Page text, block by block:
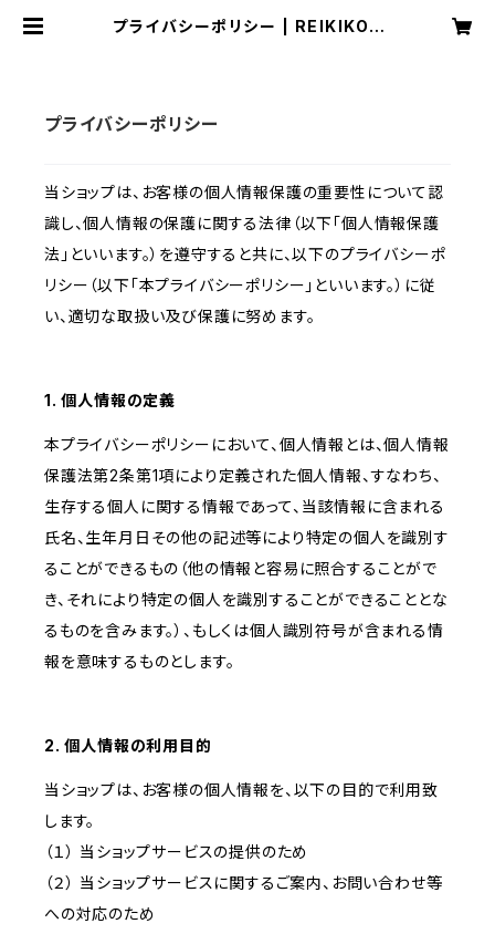
プライバシーポリシー | REIKIKOU
プライバシーポリシー
当ショップは、お客様の個人情報保護の重要性について認
識し、個人情報の保護に関する法律（以下「個人情報保護
法」といいます。）を遵守すると共に、以下のプライバシーポ
リシー（以下「本プライバシーポリシー」といいます。）に従
い、適切な取扱い及び保護に努めます。
1. 個人情報の定義
本プライバシーポリシーにおいて、個人情報とは、個人情報
保護法第2条第1項により定義された個人情報、すなわち、
生存する個人に関する情報であって、当該情報に含まれる
氏名、生年月日その他の記述等により特定の個人を識別す
ることができるもの（他の情報と容易に照合することがで
き、それにより特定の個人を識別することができることとな
るものを含みます。）、もしくは個人識別符号が含まれる情
報を意味するものとします。
2. 個人情報の利用目的
当ショップは、お客様の個人情報を、以下の目的で利用致
します。
（１） 当ショップサービスの提供のため
（２） 当ショップサービスに関するご案内、お問い合わせ等
への対応のため